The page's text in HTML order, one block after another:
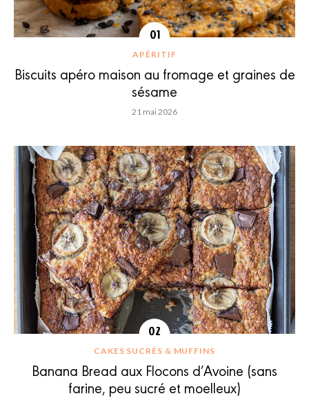
APÉRITIF
Biscuits apéro maison au fromage et graines de
sésame
21 mai 2026
CAKES SUCRÉS & MUFFINS
Banana Bread aux Flocons d’Avoine (sans
farine, peu sucré et moelleux)